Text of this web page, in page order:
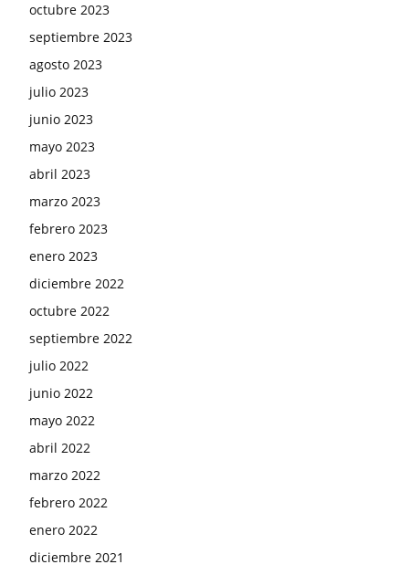
octubre 2023
septiembre 2023
agosto 2023
julio 2023
junio 2023
mayo 2023
abril 2023
marzo 2023
febrero 2023
enero 2023
diciembre 2022
octubre 2022
septiembre 2022
julio 2022
junio 2022
mayo 2022
abril 2022
marzo 2022
febrero 2022
enero 2022
diciembre 2021